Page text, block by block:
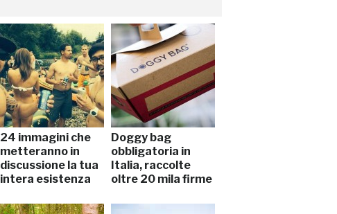
24 immagini che
metteranno in
discussione la tua
intera esistenza
Doggy bag
obbligatoria in
Italia, raccolte
oltre 20 mila firme